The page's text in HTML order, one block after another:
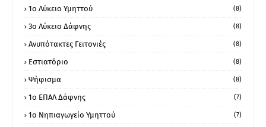
1ο Λύκειο Υμηττού (8)
3ο Λύκειο Δάφνης (8)
Ανυπότακτες Γειτονιές (8)
Εστιατόριο (8)
Ψήφισμα (8)
1ο ΕΠΑΛ Δάφνης (7)
1ο Νηπιαγωγείο Υμηττού (7)